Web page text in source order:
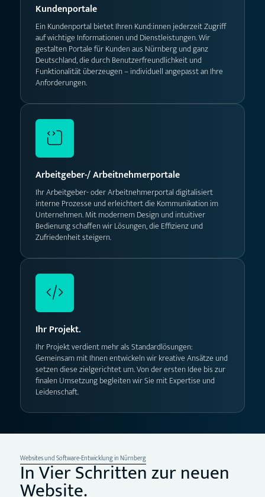
Kundenportale
Ein Kundenportal bietet Ihren Kund:innen jederzeit Zugriff
auf wichtige Informationen und Dienstleistungen. Wir
gestalten Portale für Kunden aus Nürnberg und ganz
Deutschland, die durch Benutzerfreundlichkeit und
Funktionalität überzeugen – individuell angepasst an Ihre
Anforderungen.
Arbeitgeber-/ Arbeitnehmerportale
Ihr Arbeitgeber- oder Arbeitnehmerportal digitalisiert
interne Prozesse und erleichtert die Kommunikation im
Unternehmen. Mit modernem Design und intuitiver
Bedienung schaffen wir Lösungen, die Effizienz und
Zufriedenheit steigern.
Ihr Projekt.
Ihr Projekt verdient mehr als Standardlösungen:
Gemeinsam mit Ihnen entwickeln wir kreative Ansätze und
setzen diese zielgerichtet um. Von der ersten Idee bis zur
finalen Umsetzung begleiten wir Sie mit Expertise und
Leidenschaft.
Websites und Software-Entwicklung in Nürnberg
In Vier Schritten zur neuen
Website.